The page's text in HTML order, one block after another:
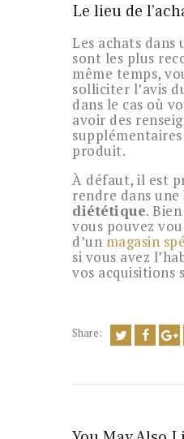
Le lieu de
Les achats dans
sont les plus
même temps,
solliciter l’avis
dans le cas où
avoir des
produit.
À défaut, il est
rendre dans une
diététique.
vous pouvez
d’un magasin
si vous avez
vos acquisitions
Share: